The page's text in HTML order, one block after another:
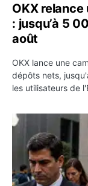
OKX
: jusqu’à 5
août
OKX lance une
dépôts nets,
les utilisateurs de
OpenAI